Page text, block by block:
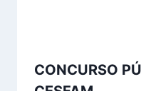
CONCURSO